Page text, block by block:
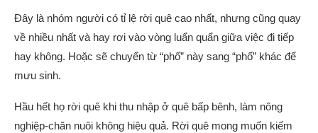
Đây là nhóm người có tỉ lệ rời quê cao nhất, nhưng cũng quay
về nhiều nhất và hay rơi vào vòng luẩn quẩn giữa việc đi tiếp
hay không. Hoặc sẽ chuyển từ “phố” này sang “phố” khác để
mưu sinh.
Hầu hết họ rời quê khi thu nhập ở quê bấp bênh, làm nông
nghiệp-chăn nuôi không hiệu quả. Rời quê mong muốn kiếm